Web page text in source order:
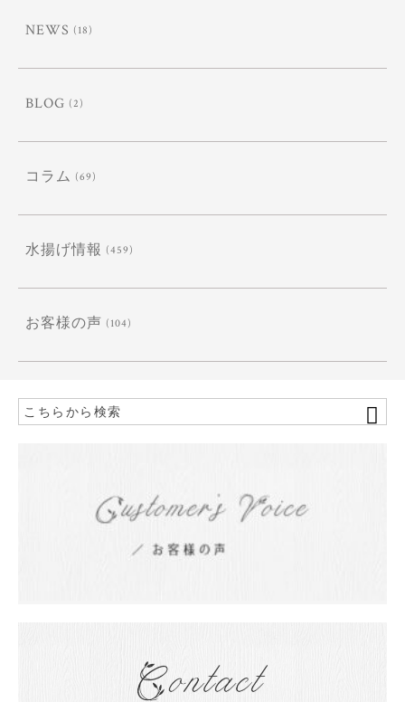
NEWS (18)
BLOG (2)
コラム (69)
水揚げ情報 (459)
お客様の声 (104)